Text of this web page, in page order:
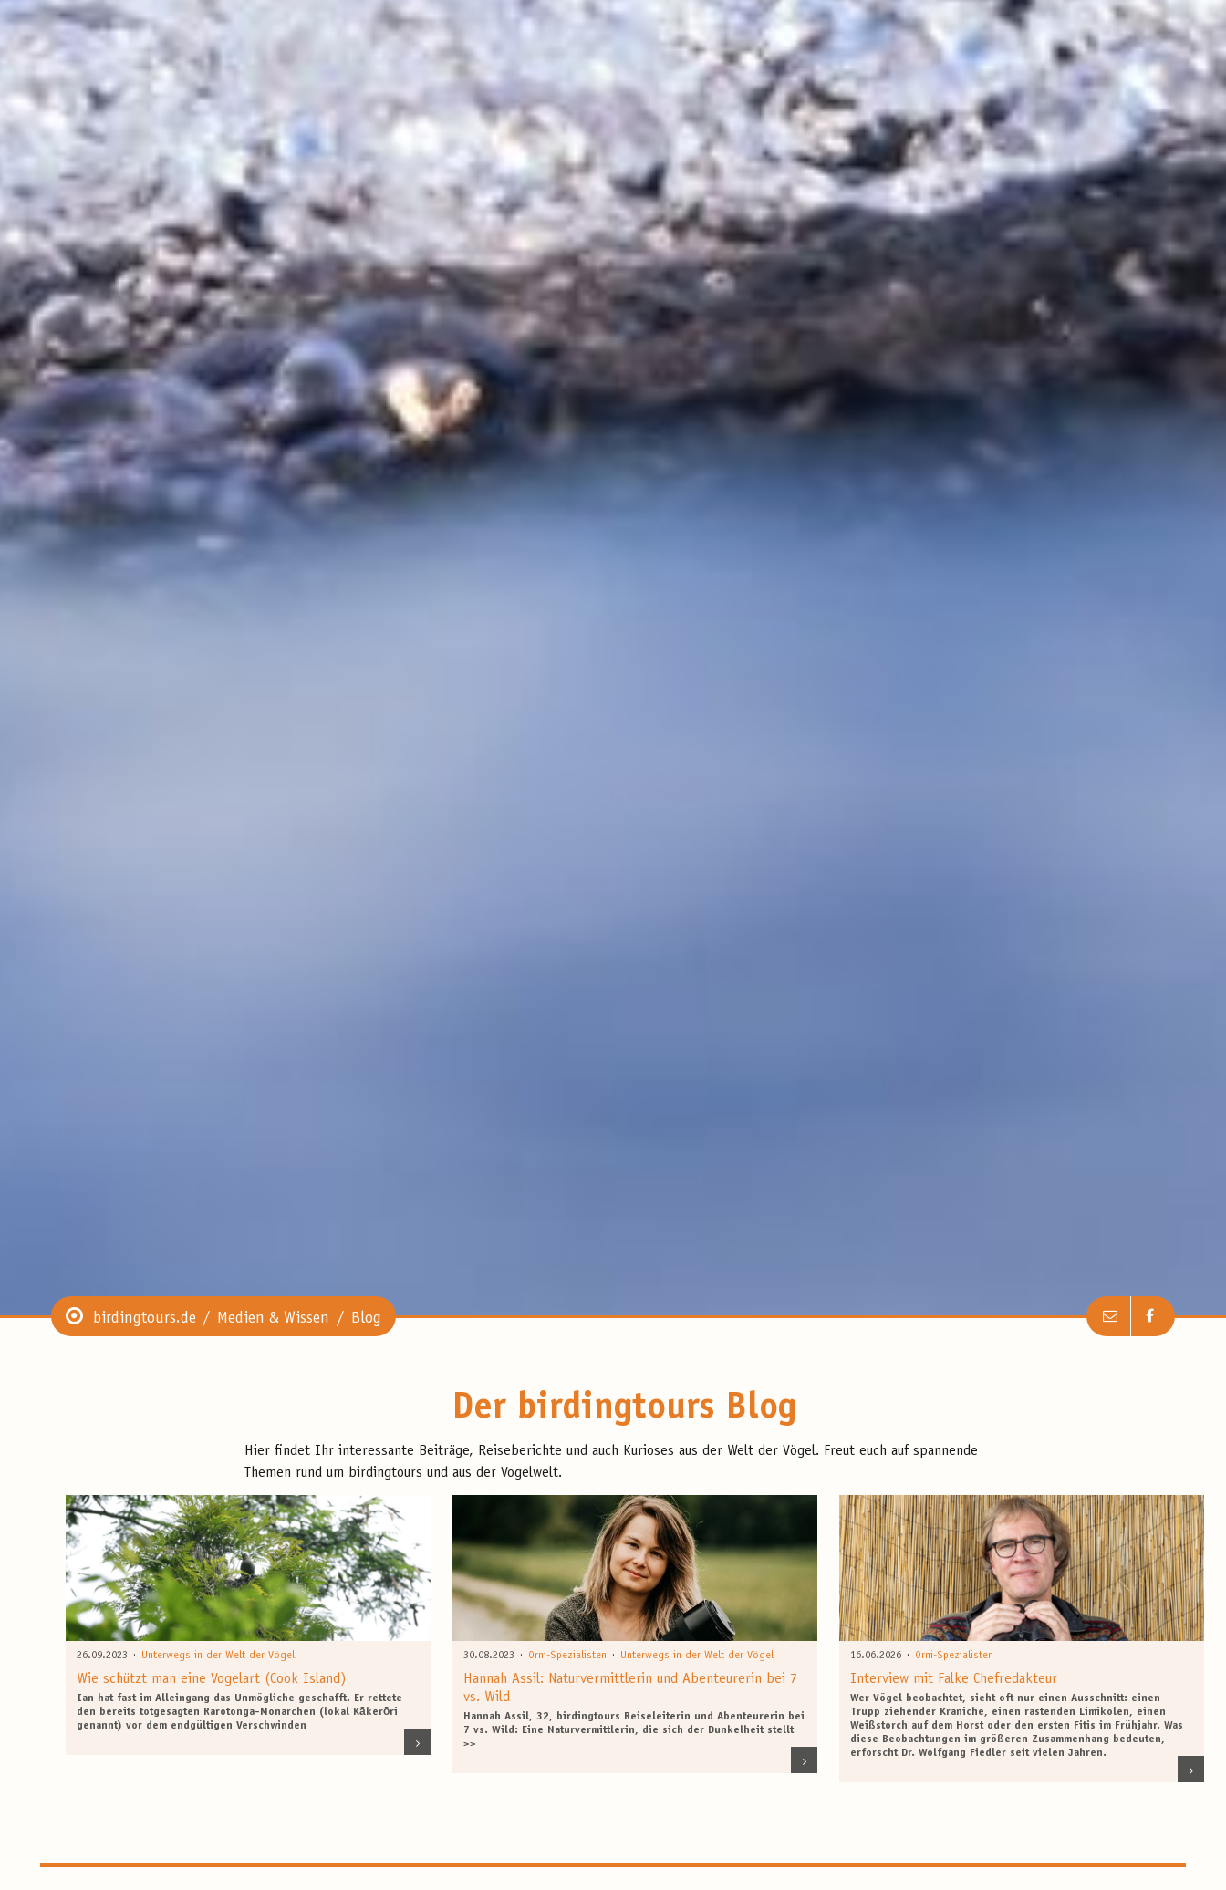
birdingtours.de Medien & Wissen Blog
Der birdingtours Blog
Hier findet Ihr interessante Beiträge, Reiseberichte und auch Kurioses aus der Welt der Vögel. Freut euch auf spannende
Themen rund um birdingtours und aus der Vogelwelt.
26.09.2023 · Unterwegs in der Welt der Vögel
Wie schützt man eine Vogelart (Cook Island)
Ian hat fast im Alleingang das Unmögliche geschafft. Er rettete
den bereits totgesagten Rarotonga-Monarchen (lokal Kākerōri
genannt) vor dem endgültigen Verschwinden
30.08.2023 · Orni-Spezialisten · Unterwegs in der Welt der Vögel
Hannah Assil: Naturvermittlerin und Abenteurerin bei 7
vs. Wild
Hannah Assil, 32, birdingtours Reiseleiterin und Abenteurerin bei
7 vs. Wild: Eine Naturvermittlerin, die sich der Dunkelheit stellt
>>
16.06.2026 · Orni-Spezialisten
Interview mit Falke Chefredakteur
Wer Vögel beobachtet, sieht oft nur einen Ausschnitt: einen
Trupp ziehender Kraniche, einen rastenden Limikolen, einen
Weißstorch auf dem Horst oder den ersten Fitis im Frühjahr. Was
diese Beobachtungen im größeren Zusammenhang bedeuten,
erforscht Dr. Wolfgang Fiedler seit vielen Jahren.